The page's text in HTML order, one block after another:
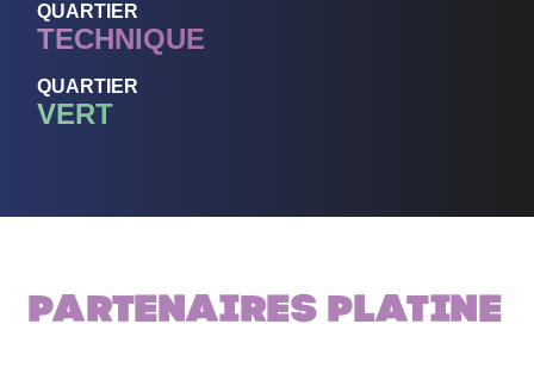
QUARTIER
TECHNIQUE
QUARTIER
VERT
Partenaires PLATINE